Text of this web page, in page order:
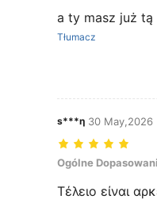
a ty masz już tą
Tłumacz
s***η 30 May,2026
Ogólne
Ogólne
Τέλειο είναι